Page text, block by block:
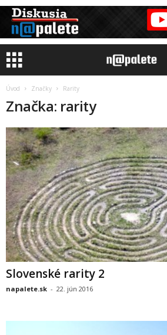
Úvod Značky Rarity
Značka: rarity
Slovenské rarity 2
napalete.sk - 22. jún 2016